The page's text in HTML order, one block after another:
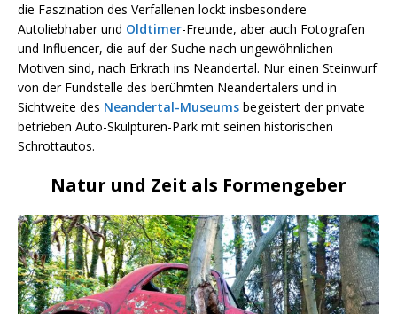
die Faszination des Verfallenen lockt insbesondere
Autoliebhaber und Oldtimer-Freunde, aber auch Fotografen
und Influencer, die auf der Suche nach ungewöhnlichen
Motiven sind, nach Erkrath ins Neandertal. Nur einen Steinwurf
von der Fundstelle des berühmten Neandertalers und in
Sichtweite des Neandertal-Museums begeistert der private
betrieben Auto-Skulpturen-Park mit seinen historischen
Schrottautos.
Natur und Zeit als Formengeber